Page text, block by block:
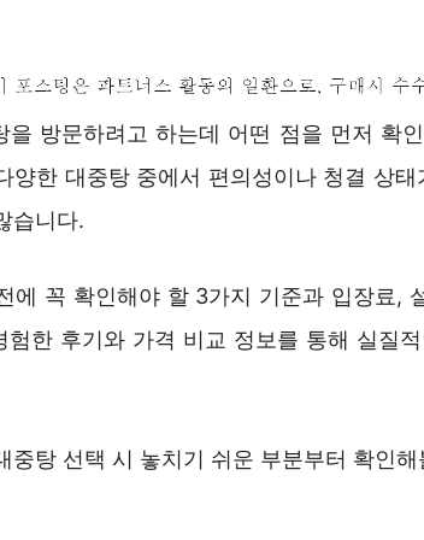
을 방문하려고 하는데 어떤 점을 먼저 확
양한 대중탕 중에서 편의성이나 청결 상
습니다.
에 꼭 확인해야 할 3가지 기준과 입장료,
험한 후기와 가격 비교 정보를 통해 실질
중탕 선택 시 놓치기 쉬운 부분부터 확인해